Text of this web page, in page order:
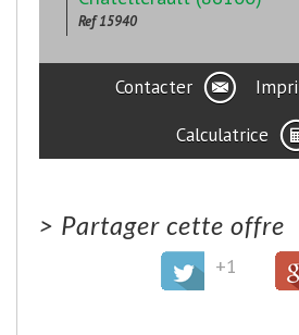
Ref 15940
Contacter
Calculatrice
> Partager cette offre
+1